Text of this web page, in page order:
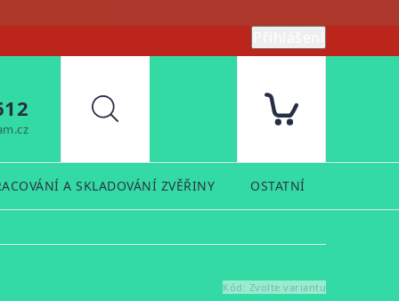
Hledat
A SKLADOVÁNÍ ZVĚŘINY OSTATNÍ
Kód: Zvolte variantu